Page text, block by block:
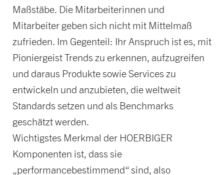
Maßstäbe. Die Mitarbeiterinnen und
Mitarbeiter geben sich nicht mit Mittelmaß
zufrieden. Im Gegenteil: Ihr Anspruch ist es, mit
Pioniergeist Trends zu erkennen, aufzugreifen
und daraus Produkte sowie Services zu
entwickeln und anzubieten, die weltweit
Standards setzen und als Benchmarks
geschätzt werden.
Wichtigstes Merkmal der HOERBIGER
Komponenten ist, dass sie
„performancebestimmend“ sind, also